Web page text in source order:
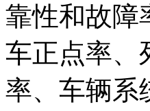
靠性和故障
车正点率、
率、车辆系